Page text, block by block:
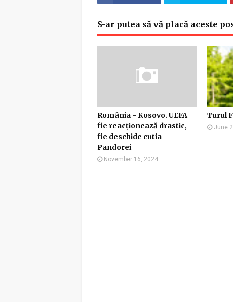
S-ar putea să vă placă aceste
România - Kosovo. UEFA
fie reacționează drastic,
fie deschide cutia
Pandorei
November 16, 2024
Turul
June